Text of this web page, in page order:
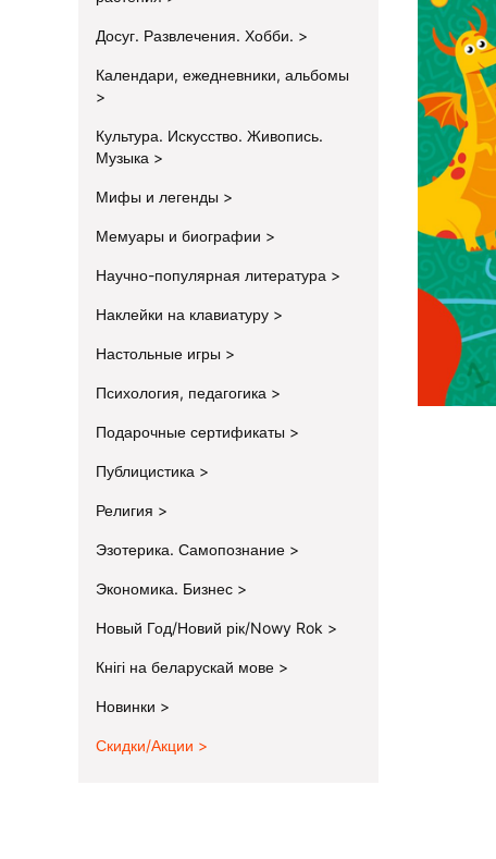
Досуг. Развлечения. Хобби.
Календари, ежедневники, альбомы
Культура. Искусство. Живопись.
Музыка
Мифы и легенды
Мемуары и биографии
Научно-популярная литература
Наклейки на клавиатуру
Настольные игры
Психология, педагогика
Подарочные сертификаты
Публицистика
Религия
Эзотерика. Самопознание
Экономика. Бизнес
Новый Год/Новий рік/Nowy Rok
Кнігі на беларускай мове
Новинки
Скидки/Акции